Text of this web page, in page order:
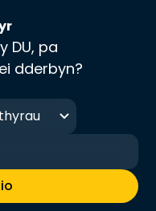
DU, pa
dderbyn?